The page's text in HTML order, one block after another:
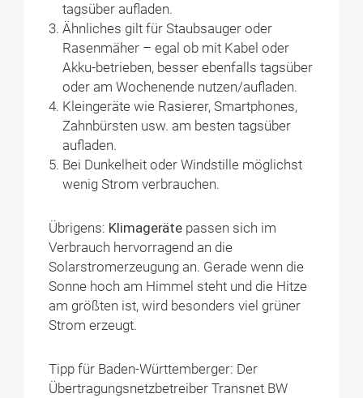
tagsüber aufladen.
Ähnliches gilt für Staubsauger oder
Rasenmäher – egal ob mit Kabel oder
Akku-betrieben, besser ebenfalls tagsüber
oder am Wochenende nutzen/aufladen.
Kleingeräte wie Rasierer, Smartphones,
Zahnbürsten usw. am besten tagsüber
aufladen.
Bei Dunkelheit oder Windstille möglichst
wenig Strom verbrauchen.
Übrigens: Klimageräte passen sich im
Verbrauch hervorragend an die
Solarstromerzeugung an. Gerade wenn die
Sonne hoch am Himmel steht und die Hitze
am größten ist, wird besonders viel grüner
Strom erzeugt.
Tipp für Baden-Württemberger: Der
Übertragungsnetzbetreiber Transnet BW